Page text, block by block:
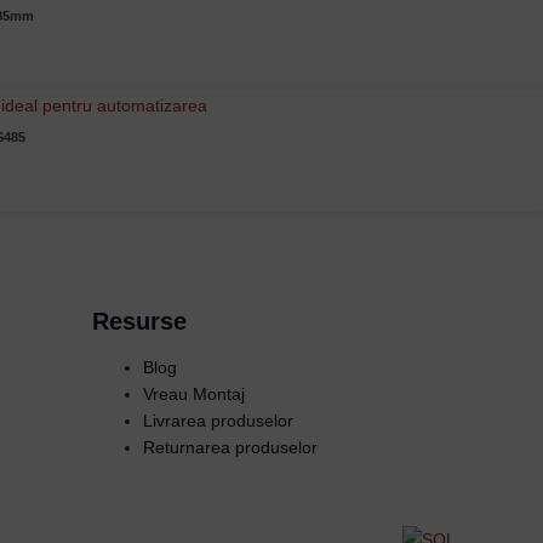
Resurse
Blog
Vreau Montaj
Livrarea produselor
Returnarea produselor